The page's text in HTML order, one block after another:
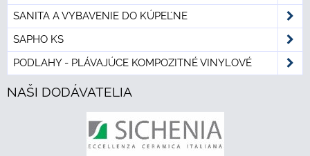
SANITA A VYBAVENIE DO KÚPEĽNE
SAPHO KS
PODLAHY - PLÁVAJÚCE KOMPOZITNÉ VINYLOVÉ
NAŠI DODÁVATELIA